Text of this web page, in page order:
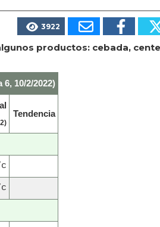
3922
productos: cebada,
10/2/2022)
Tendencia